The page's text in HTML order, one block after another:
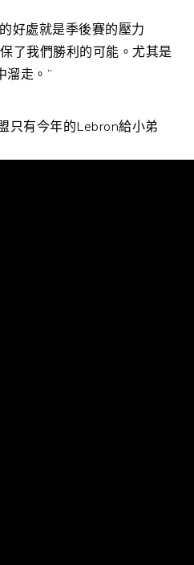
好處就是季後賽的壓力
了我們勝利的可能。尤其是
溜走。”
只有今年的Lebron給小弟